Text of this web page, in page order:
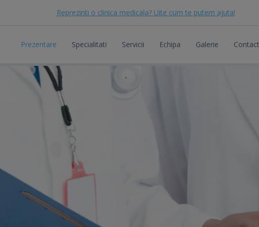
Reprezinti o clinica medicala? Uite cum te putem ajuta!
Prezentare Specialitati Servicii Echipa Galerie Contact